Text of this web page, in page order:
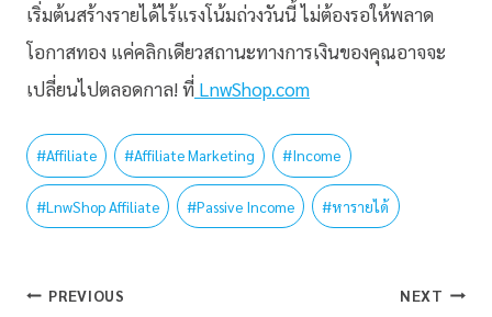
เริ่มต้นสร้างรายได้ไร้แรงโน้มถ่วงวันนี้ ไม่ต้องรอให้พลาด
โอกาสทอง แค่คลิกเดียวสถานะทางการเงินของคุณอาจจะ
เปลี่ยนไปตลอดกาล! ที่ LnwShop.com
#Affiliate #Affiliate Marketing #Income
#LnwShop Affiliate #Passive Income #หารายได้
PREVIOUS NEXT